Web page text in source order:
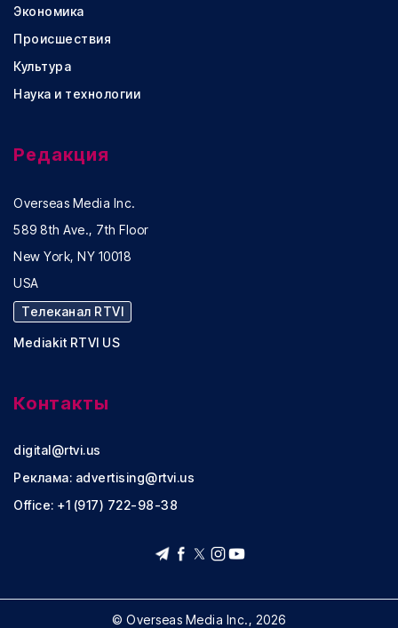
Экономика
Происшествия
Культура
Наука и технологии
Редакция
Overseas Media Inc.
589 8th Ave., 7th Floor
New York, NY 10018
USA
Телеканал RTVI
Mediakit RTVI US
Контакты
digital@rtvi.us
Реклама: advertising@rtvi.us
Office: +1 (917) 722-98-38
© Overseas Media Inc., 2026